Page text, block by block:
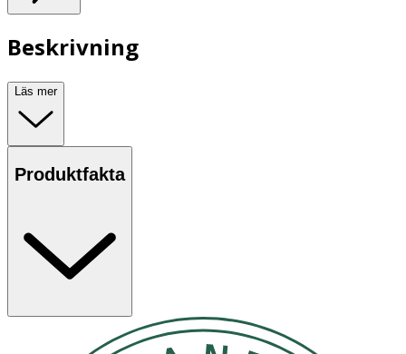
Beskrivning
Läs mer
Produktfakta